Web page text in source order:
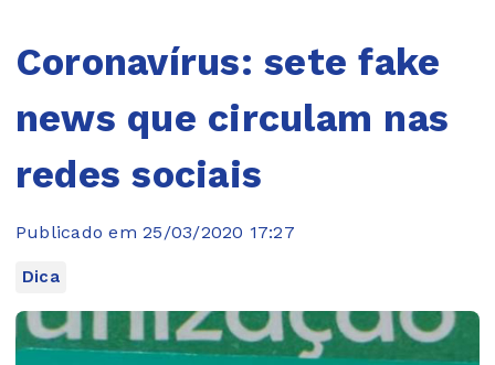
Coronavírus: sete fake
news que circulam nas
redes sociais
Publicado em 25/03/2020 17:27
Dica